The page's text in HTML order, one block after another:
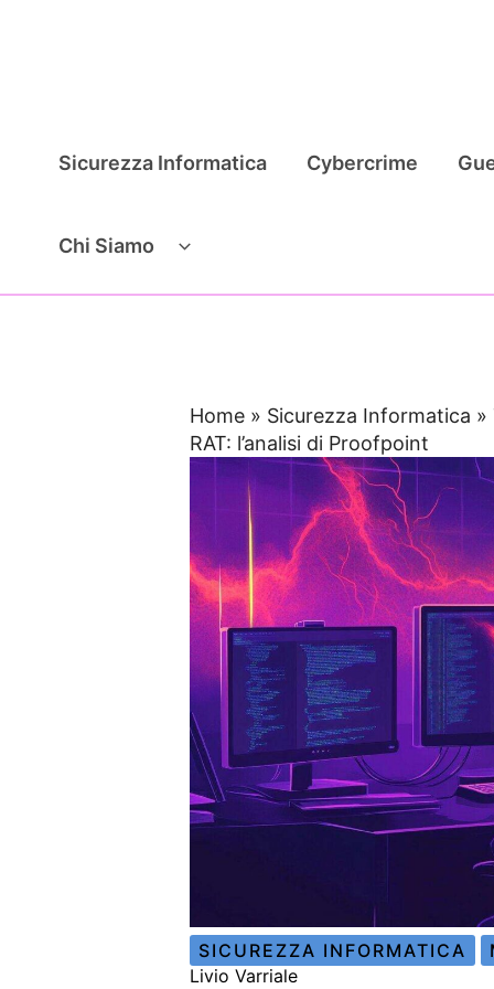
Sicurezza Informatica Cybercrime
Chi Siamo
Home » Sicurezza Informatica »
RAT: l’analisi di Proofpoint
SICUREZZA INFORMATICA
Livio Varriale